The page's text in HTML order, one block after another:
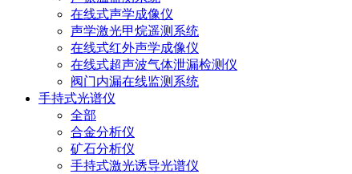
在线式声学成像仪
声学激光甲烷遥测系统
在线式红外声学成像仪
在线式超声波气体泄漏检测仪
阀门内漏在线监测系统
手持式光谱仪
全部
合金分析仪
矿石分析仪
手持式激光诱导光谱仪